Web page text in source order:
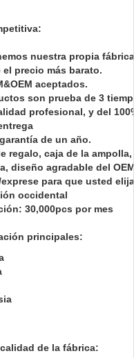
nuestra propia
precio más barato.
aceptados.
son prueba de 3
profesional, y del
de un año.
regalo, caja de la ampolla,
diseño agradable del
para que usted elija
occidental
30,000pcs por mes
principales:
de la fábrica: